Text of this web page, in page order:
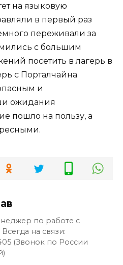
на языковую
в первый раз
переживали за
с большим
посетить в лагерь в
с Порталчайна
и
ожидания
пошло на пользу, а
по работе с
на связи:
(Звонок по России